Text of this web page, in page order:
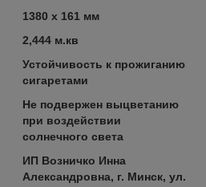
1380 x 161 мм
2,444 м.кв
Устойчивость к прожиганию
сигаретами
Не подвержен выцветанию
при воздействии
солнечного света
ИП Возничко Инна
Александровна, г. Минск, ул.